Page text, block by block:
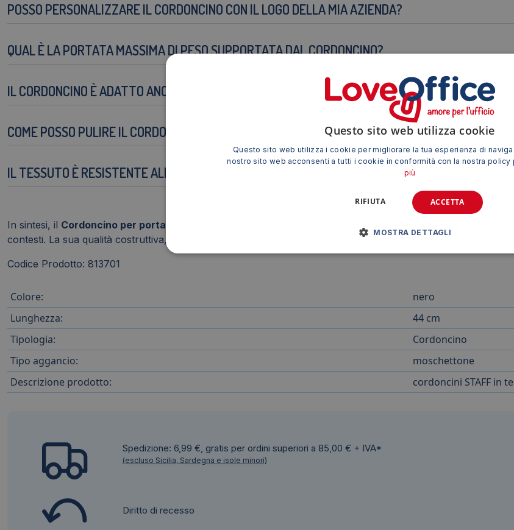
POSSO PERSONALIZZARE IL CORDONCINO CON IL LOGO DELLA MIA AZIENDA?
QUAL È LA PORTATA MASSIMA DI PESO SUPPORTATA DAL CORDONCINO?
IL CORDONCINO È ADATTO ANCHE PER BAMBINI?
COME POSSO PULIRE IL CORDONCINO?
IL TESSUTO È RESISTENTE ALL'USURA?
In sintesi, il Cordoncino per portabadge DURABLE tessuto nero
rappresenta una soluzione affidabile,
contesti. La sua qualità costruttiva, il comfort offerto e la confezione conveniente lo rendono un prodotto
Codice Prodotto: 813701
Colore:
nero
Lunghezza:
44 cm
Tipologia:
Cordoncino
Tipo aggancio:
moschettone
Descrizione prodotto:
cordoncini STAFF in
Spedizione: 6,99 €, gratis per ordini superiori a 85,00 € + IVA*
(escluso Sicilia, Sardegna e isole minori)
Diritto di recesso
Questo sito web utilizza cookie
Questo sito web utilizza i cookie per migliorare la tua esperienza di
nostro sito web acconsenti a tutti i cookie in conformità con la nostra
più
ACCETTA
RIFIUTA
MOSTRA DETTAGLI